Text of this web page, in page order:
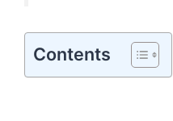
Contents